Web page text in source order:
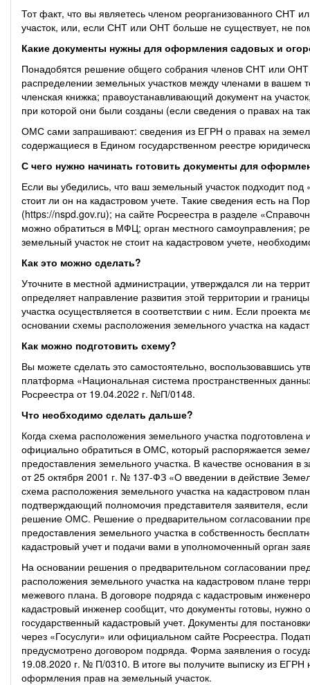
Тот факт, что вы являетесь членом реорганизованного СНТ
участок, или, если СНТ или ОНТ больше не существует, не
Какие документы нужны для оформления садовых и
Понадобятся решение общего собрания членов СНТ или ОНТ
распределении земельных участков между членами в вашем
членская книжка; правоустанавливающий документ на
при которой они были созданы (если сведения о правах на
ОМС сами запрашивают: сведения из ЕГРН о правах на
содержащиеся в Едином государственном реестре
С чего нужно начинать готовить документы для
Если вы убедились, что ваш земельный участок подходит
стоит ли он на кадастровом учете. Такие сведения есть на
(https://nspd.gov.ru); на сайте Росреестра в разделе
можно обратиться в МФЦ; орган местного самоуправления;
земельный участок не стоит на кадастровом учете,
Как это можно сделать?
Уточните в местной администрации, утверждался ли на
определяет направление развития этой территории и
участка осуществляется в соответствии с ним. Если проекта
основании схемы расположения земельного участка на
Как можно подготовить схему?
Вы можете сделать это самостоятельно,
платформа «Национальная система пространственных
Росреестра от 19.04.2022 г. №П/0148.
Что необходимо сделать дальше?
Когда схема расположения земельного участка
официально обратиться в ОМС, который распоряжается
предоставления земельного участка. В качестве основания
от 25 октября 2001 г. № 137-ФЗ «О введении в действие
схема расположения земельного участка на кадастровом
подтверждающий полномочия представителя заявителя,
решение ОМС. Решение о предварительном согласовании
предоставления земельного участка в собственность
кадастровый учет и подачи вами в уполномоченный орган
На основании решения о предварительном согласовании
расположения земельного участка на кадастровом плане
межевого плана. В договоре подряда с кадастровым
кадастровый инженер сообщит, что документы готовы, нужно
государственный кадастровый учет. Документы для
через «Госуслуги» или официальном сайте Росреестра.
предусмотрено договором подряда. Форма заявления о
19.08.2020 г. № П/0310. В итоге вы получите выписку из
оформления прав на земельный участок.